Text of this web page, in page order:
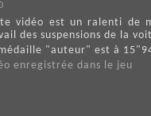
vidéo est un ralenti de
des suspensions de la
"auteur" est à
enregistrée dans le jeu